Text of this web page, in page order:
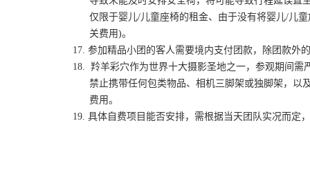
仅限于婴儿/儿童座椅的租金、由于没有将婴儿/儿
关费用)。
17. 参加精品小团的客人需要境内支付团款，除团款外
18. 羚羊彩穴作为世界十大摄影圣地之一，参观期间
禁止携带任何包类物品、相机三脚架或独脚架，以
费用。
19. 具体自费项目能否安排，需根据当天团队实况而定